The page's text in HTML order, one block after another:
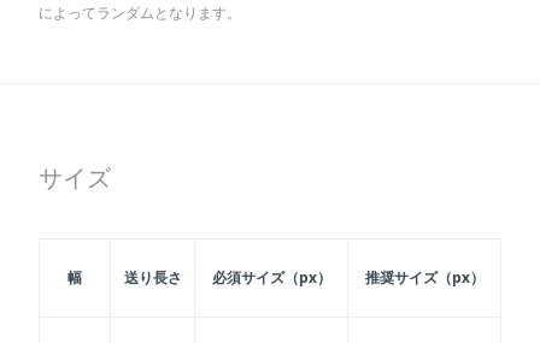
によってランダムとなります。
サイズ
幅 送り長さ 必須サイズ（px） 推奨サイズ（px）